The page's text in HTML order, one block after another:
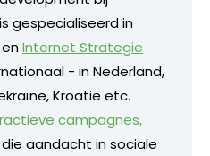
gespecialiseerd in
enInternet Strategie
- in Nederland,
Kroatië etc.
campagnes,
die aandacht in sociale